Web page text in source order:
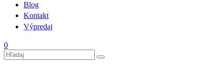
Blog
Kontakt
Výpredaj
0